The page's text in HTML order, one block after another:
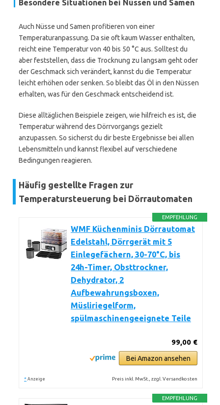
Besondere Situationen bei Nüssen und Samen
Auch Nüsse und Samen profitieren von einer
Temperaturanpassung. Da sie oft kaum Wasser enthalten,
reicht eine Temperatur von 40 bis 50 °C aus. Solltest du
aber feststellen, dass die Trocknung zu langsam geht oder
der Geschmack sich verändert, kannst du die Temperatur
leicht erhöhen oder senken. So bleibt das Öl in den Nüssen
erhalten, was für den Geschmack entscheidend ist.
Diese alltäglichen Beispiele zeigen, wie hilfreich es ist, die
Temperatur während des Dörrvorgangs gezielt
anzupassen. So sicherst du dir beste Ergebnisse bei allen
Lebensmitteln und kannst flexibel auf verschiedene
Bedingungen reagieren.
Häufig gestellte Fragen zur
Temperatursteuerung bei Dörrautomaten
EMPFEHLUNG
WMF Küchenminis Dörrautomat
Edelstahl, Dörrgerät mit 5
Einlegefächern, 30-70°C, bis
24h-Timer, Obsttrockner,
Dehydrator, 2
Aufbewahrungsboxen,
Müsliriegelform,
spülmaschinengeeignete Teile
99,00 €
Bei Amazon ansehen
* Anzeige Preis inkl. MwSt., zzgl. Versandkosten
EMPFEHLUNG